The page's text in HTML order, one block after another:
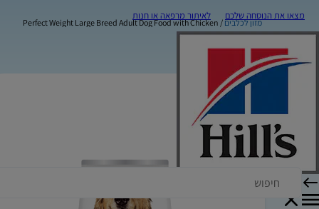
מצאו את הנוסחה שלכם לאיתור מרפאה או חנות
מזון לכלבים Perfect Weight Large Breed Adult Dog Food with Chicken